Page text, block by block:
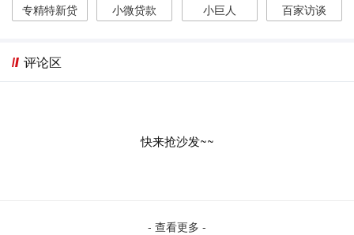
专精特新贷
小微贷款 小巨人 百家访谈
评论区
快来抢沙发~~
- 查看更多 -